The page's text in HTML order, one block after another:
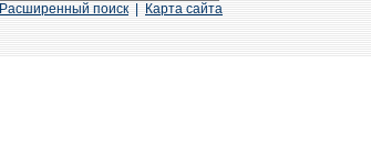
Расширенный поиск Карта сайта